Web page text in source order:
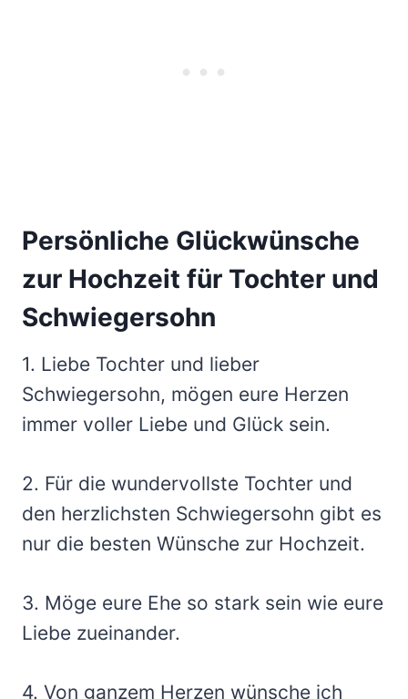
Persönliche Glückwünsche
zur Hochzeit für Tochter und
Schwiegersohn
1. Liebe Tochter und lieber
Schwiegersohn, mögen eure Herzen
immer voller Liebe und Glück sein.
2. Für die wundervollste Tochter und
den herzlichsten Schwiegersohn gibt es
nur die besten Wünsche zur Hochzeit.
3. Möge eure Ehe so stark sein wie eure
Liebe zueinander.
4. Von ganzem Herzen wünsche ich